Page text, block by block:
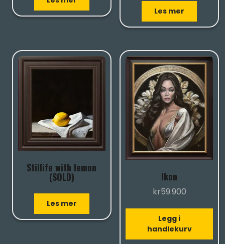
Les mer
Stillife with lemon
(SOLD)
Les mer
Ikon
kr59.900
Legg i
handlekurv